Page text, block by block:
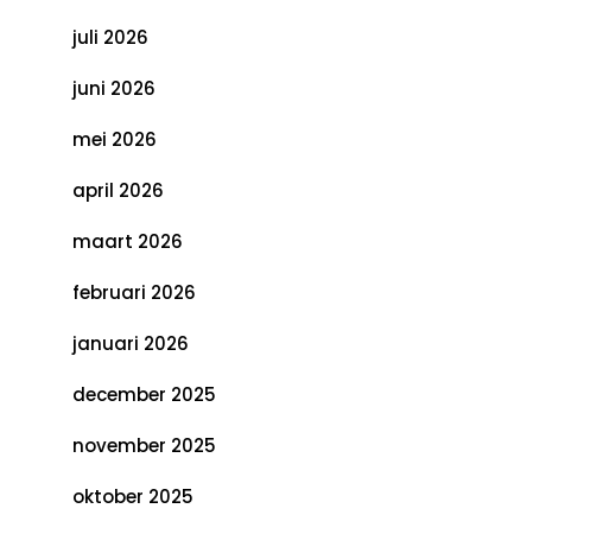
juli 2026
juni 2026
mei 2026
april 2026
maart 2026
februari 2026
januari 2026
december 2025
november 2025
oktober 2025